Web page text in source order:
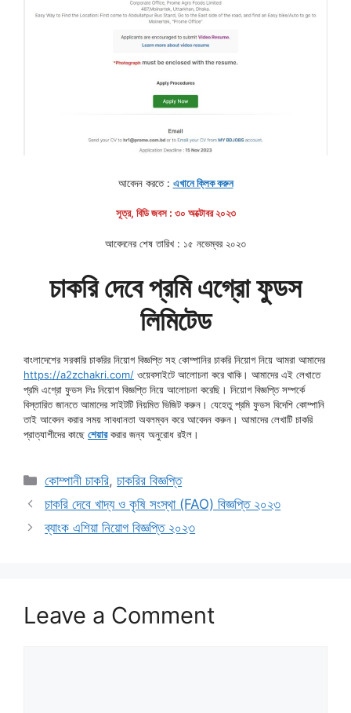
আবেদন করতে : এখানে ক্লিক করুন
সূত্র, বিডি জবস : ৩০ অক্টোবর ২০২৩
আবেদনের শেষ তারিখ : ১৫ নভেম্বর ২০২৩
চাকরি দেবে প্রমি এগ্রো ফুডস
লিমিটেড
বাংলাদেশের সরকারি চাকরির নিয়োগ বিজ্ঞপ্তি সহ কোম্পানির চাকরি নিয়োগ নিয়ে আমরা আমাদের
https://a2zchakri.com/ ওয়েবসাইটে আলোচনা করে থাকি। আমাদের এই লেখাতে
প্রমি এগ্রো ফুডস লিঃ নিয়োগ বিজ্ঞপ্তি নিয়ে আলোচনা করেছি। নিয়োগ বিজ্ঞপ্তি সম্পর্কে
বিস্তারিত জানতে আমাদের সাইটটি নিয়মিত ভিজিট করুন। যেহেতু প্রমি ফুডস বিদেশি কোম্পানি
তাই আবেদন করার সময় সাবধানতা অবলম্বন করে আবেদন করুন। আমাদের লেখাটি চাকরি
প্রাত্যাশীদের কাছে শেয়ারকরার জন্য অনুরোধ রইল।
Categories
কোম্পানী চাকরি,চাকরির বিজ্ঞপ্তি
চাকরি দেবে খাদ্য ও কৃষি সংস্থা (FAO) বিজ্ঞপ্তি ২০২৩
ব্যাংক এশিয়া নিয়োগ বিজ্ঞপ্তি ২০২৩
Leave a Comment